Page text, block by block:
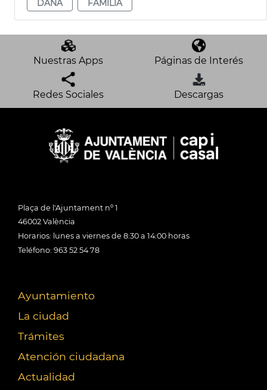
DANA
FAMILIA
Nuestras Apps Páginas de Interés
Redes Sociales Descargas
Plaça de l'Ajuntament nº 1
46002 València
Horarios: lunes a viernes de 8:30 a 14:00 horas
Teléfono: 963 52 54 78
Ayuntamiento
La ciudad
Trámites
Atención ciudadana
Actualidad